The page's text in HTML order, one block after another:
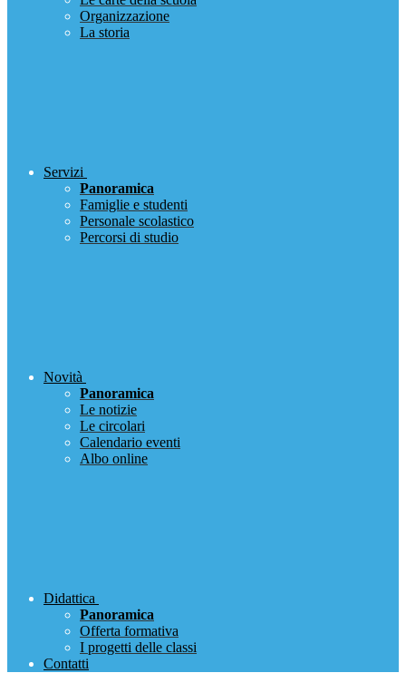
Organizzazione
La storia
Servizi
Panoramica
Famiglie e studenti
Personale scolastico
Percorsi di studio
Novità
Panoramica
Le notizie
Le circolari
Calendario eventi
Albo online
Didattica
Panoramica
Offerta formativa
I progetti delle classi
Contatti